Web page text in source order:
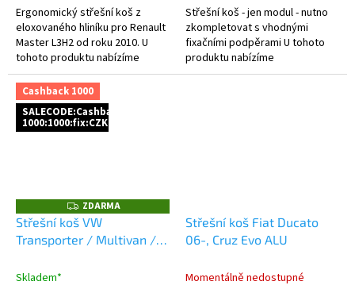
Ergonomický střešní koš z
eloxovaného hliníku pro Renault
Master L3H2 od roku 2010. U
tohoto produktu nabízíme
1.000Kč cashback za platbu
předem a to buď bankovním
převodem,...
Střešní koš - jen modul - nutno
zkompletovat s vhodnými
fixačními podpěrami U tohoto
produktu nabízíme
500Kč cashback za platbu
Cashback 1000
SALECODE:Cashback
1000:1000:fix:CZK
Z
D
A
R
ZDARMA
Střešní koš VW
Transporter / Multivan /
EVO+ Cashback 1000 Kč
Skladem*
Střešní koš Fiat Ducato
06-, Cruz Evo ALU
Momentálně nedostupné